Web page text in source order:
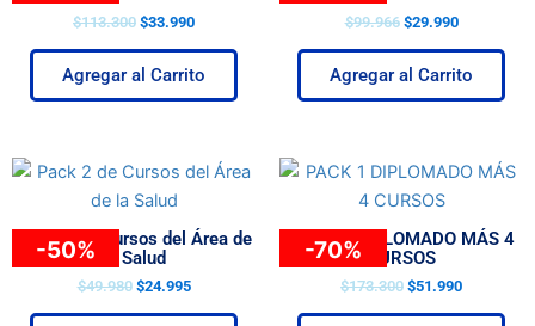
$113.300 $33.990
Agregar al Carrito
$99.966 $29.990
Agregar al Carrito
-50%
Pack 2 de Cursos del Área de
la Salud
$49.980
El
original
$49.980.
$24.995
El
es:
$24.995.
-70%
PACK 1 DIPLOMADO MÁS 4
CURSOS
$173.300
El
original
era:
$173.300.
$51.990
El
es:
$51.990.